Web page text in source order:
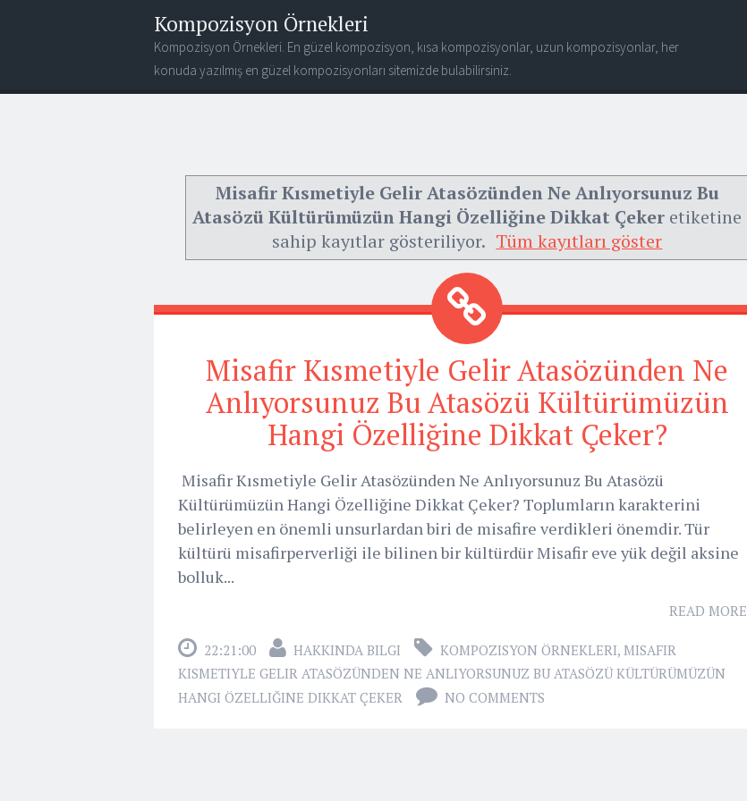
Kompozisyon Örnekleri
Kompozisyon Örnekleri. En güzel kompozisyon, kısa kompozisyonlar, uzun kompozisyonlar, her
konuda yazılmış en güzel kompozisyonları sitemizde bulabilirsiniz.
Misafir Kısmetiyle Gelir Atasözünden Ne Anlıyorsunuz Bu
Atasözü Kültürümüzün Hangi Özelliğine Dikkat Çeker etiketine
sahip kayıtlar gösteriliyor. Tüm kayıtları göster
Misafir Kısmetiyle Gelir Atasözünden Ne
Anlıyorsunuz Bu Atasözü Kültürümüzün
Hangi Özelliğine Dikkat Çeker?
Misafir Kısmetiyle Gelir Atasözünden Ne Anlıyorsunuz Bu Atasözü
Kültürümüzün Hangi Özelliğine Dikkat Çeker? Toplumların karakterini
belirleyen en önemli unsurlardan biri de misafire verdikleri önemdir. Tür
kültürü misafirperverliği ile bilinen bir kültürdür Misafir eve yük değil aksine
bolluk...
READ MORE
22:21:00 HAKKINDA BILGI KOMPOZISYON ÖRNEKLERI, MISAFIR
KISMETIYLE GELIR ATASÖZÜNDEN NE ANLIYORSUNUZ BU ATASÖZÜ KÜLTÜRÜMÜZÜN
HANGI ÖZELLIĞINE DIKKAT ÇEKER
NO COMMENTS